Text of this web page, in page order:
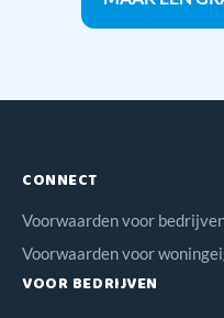
CONNECT
Voorwaarden voor
Voorwaarden voor
VOOR BEDRIJVEN